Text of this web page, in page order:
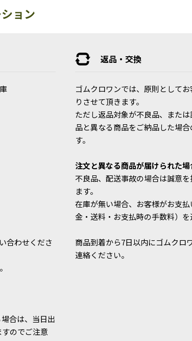
ョン
合わせくださ
合は、当日出
のでご注意
返品・交換
ゴムクロワンでは、原則として
りさせて頂きます。
ただし返品対象が不良品、また
品と異なる商品をご納品した場
す。
注文と異なる商品が届けられた場
不良品、配送事故の場合は誠意
ます。
在庫が無い場合、お客様がお支
金・送料・お支払時の手数料）を
商品到着から7日以内にゴムクロ
連絡ください。